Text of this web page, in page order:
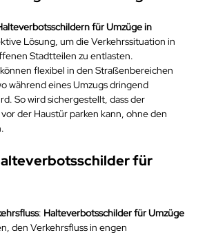
für Umzüge in
Lösung, um die Verkehrssituation in
Stadtteilen zu entlasten.
flexibel in den Straßenbereichen
während eines Umzugs dringend
So wird sichergestellt, dass der
der Haustür parken kann, ohne den
für
: Halteverbotsschilder für Umzüge
den Verkehrsfluss in engen